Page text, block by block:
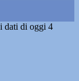
dati di oggi 4